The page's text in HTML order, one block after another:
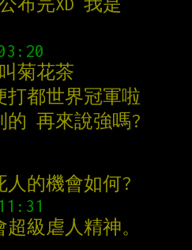
菊花茶
都世界冠軍啦
的 再來說強嗎?
的機會如何?
級虐人精神。